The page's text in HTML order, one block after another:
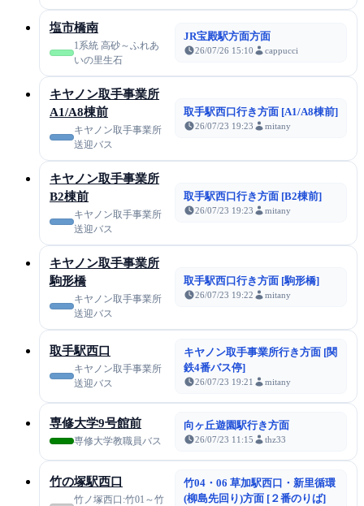
塩市橋南
1系統 高砂～ふれあ
いの里生石
JR宝殿駅方面方面
26/07/26 15:10 cappucci
キヤノン取手事業所
A1/A8棟前
キヤノン取手事業所
送迎バス
取手駅西口行き方面 [A1/A8棟前]
26/07/23 19:23 mitany
キヤノン取手事業所
B2棟前
キヤノン取手事業所
送迎バス
取手駅西口行き方面 [B2棟前]
26/07/23 19:23 mitany
キヤノン取手事業所
駒形橋
キヤノン取手事業所
送迎バス
取手駅西口行き方面 [駒形橋]
26/07/23 19:22 mitany
取手駅西口
キヤノン取手事業所
送迎バス
キヤノン取手事業所行き方面 [関
鉄4番バス停]
26/07/23 19:21 mitany
専修大学9号館前
専修大学教職員バス
向ヶ丘遊園駅行き方面
26/07/23 11:15 thz33
竹の塚駅西口
竹ノ塚西口:竹01～竹
竹04・06 草加駅西口・新里循環
(柳島先回り)方面 [２番のりば]